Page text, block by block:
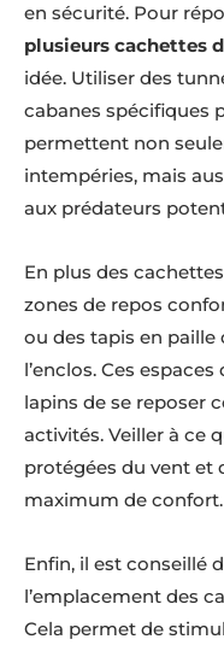
en sécurité. Pour
plusieurs cachettes
idée. Utiliser des
cabanes spécifiques
permettent non
intempéries, mais
aux prédateurs
En plus des
zones de repos
ou des tapis en paille
l’enclos. Ces
lapins de se reposer
activités. Veiller à ce
protégées du vent et
maximum de confort.
Enfin, il est conseillé
l’emplacement des
Cela permet de